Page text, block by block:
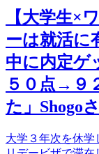
【大学生×
ーは就活に
中に内定ゲ
５０点→９
た」Shogo
大学３年次を休学